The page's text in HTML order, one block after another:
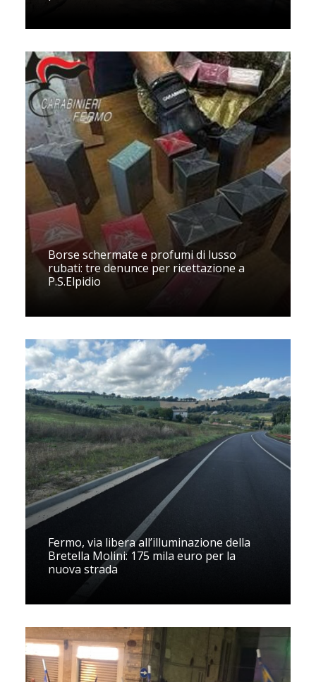
Borse schermate e profumi di lusso
rubati: tre denunce per ricettazione a
P.S.Elpidio
Fermo, via libera all’illuminazione della
Bretella Molini: 175 mila euro per la
nuova strada